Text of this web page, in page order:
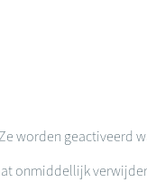
worden geactiveerd
onmiddellijk